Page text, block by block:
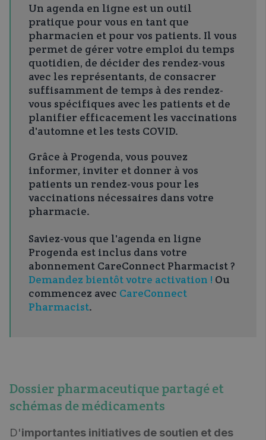
Un agenda en ligne est un outil
pratique pour vous en tant que
pharmacien et pour vos patients. Il vous
permet de gérer votre emploi du temps
quotidien, de décider des rendez-vous
avec les représentants, de consacrer
suffisamment de temps à des rendez-
vous spécifiques avec les patients et de
planifier efficacement les vaccinations
d'automne et les tests COVID.
Grâce à Progenda, vous pouvez
informer, inviter et donner à vos
patients un rendez-vous pour les
vaccinations nécessaires dans votre
pharmacie.
Saviez-vous que l'agenda en ligne
Progenda est inclus dans votre
abonnement CareConnect Pharmacist ?
Demandez bientôt votre activation ! Ou
commencez avec CareConnect
Pharmacist.
Dossier pharmaceutique partagé et
schémas de médicaments
D'importantes initiatives de soutien et des